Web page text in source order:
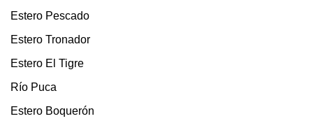
Estero Pescado
Estero Tronador
Estero El Tigre
Río Puca
Estero Boquerón